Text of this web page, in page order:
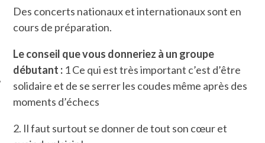
SOCIAUX
Des concerts nationaux et internationaux sont en
cours de préparation.
Le conseil que vous donneriez à un groupe
débutant : 1 Ce qui est très important c’est d’être
solidaire et de se serrer les coudes même après des
moments d’échecs
2. Il faut surtout se donner de tout son cœur et